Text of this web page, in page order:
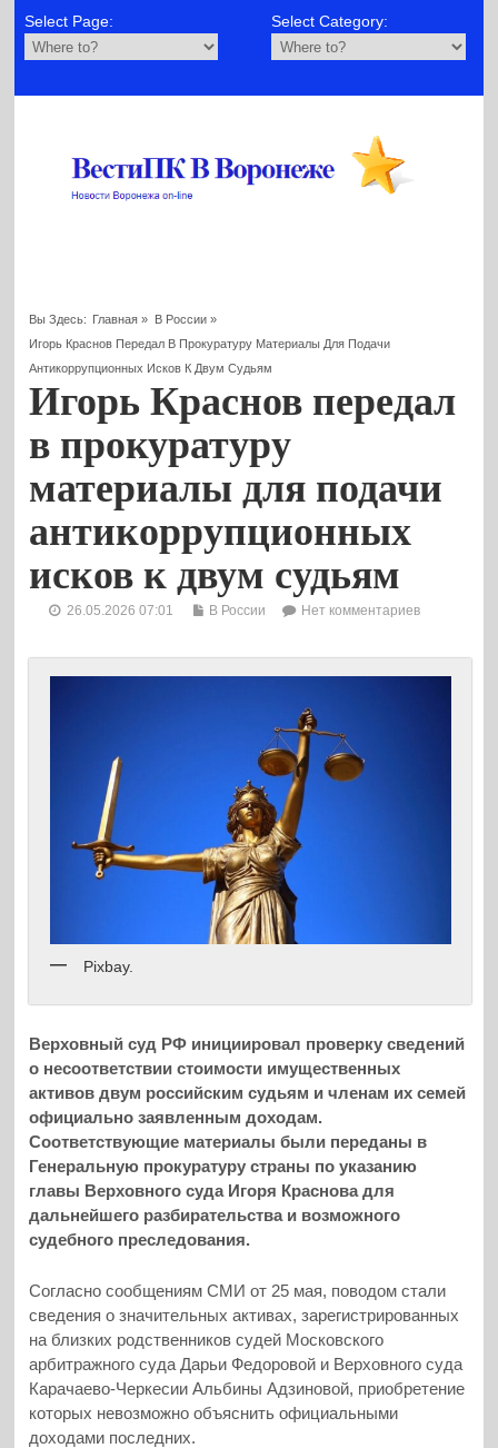
Select Page: Select Category:
Вы Здесь: Главная » В России»
Игорь Краснов Передал В Прокуратуру Материалы Для Подачи
Антикоррупционных Исков К Двум Судьям
Игорь Краснов передал
в прокуратуру
материалы для подачи
антикоррупционных
исков к двум судьям
26.05.2026 07:01 В России Нет комментариев
Pixbay.
Верховный суд РФ инициировал проверку сведений
о несоответствии стоимости имущественных
активов двум российским судьям и членам их семей
официально заявленным доходам.
Соответствующие материалы были переданы в
Генеральную прокуратуру страны по указанию
главы Верховного суда Игоря Краснова для
дальнейшего разбирательства и возможного
судебного преследования.
Согласно сообщениям СМИ от 25 мая, поводом стали
сведения о значительных активах, зарегистрированных
на близких родственников судей Московского
арбитражного суда Дарьи Федоровой и Верховного суда
Карачаево-Черкесии Альбины Адзиновой, приобретение
которых невозможно объяснить официальными
доходами последних.